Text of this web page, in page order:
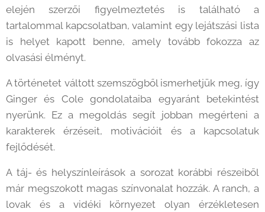
elején szerzői figyelmeztetés is található a
tartalommal kapcsolatban, valamint egy lejátszási lista
is helyet kapott benne, amely tovább fokozza az
olvasási élményt.
A történetet váltott szemszögből ismerhetjük meg, így
Ginger és Cole gondolataiba egyaránt betekintést
nyerünk. Ez a megoldás segít jobban megérteni a
karakterek érzéseit, motivációit és a kapcsolatuk
fejlődését.
A táj- és helyszínleírások a sorozat korábbi részeiből
már megszokott magas színvonalat hozzák. A ranch, a
lovak és a vidéki környezet olyan érzékletesen